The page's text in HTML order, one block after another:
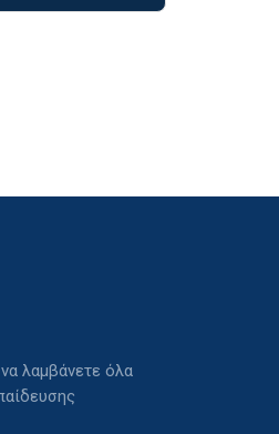
λαμβάνετε όλα